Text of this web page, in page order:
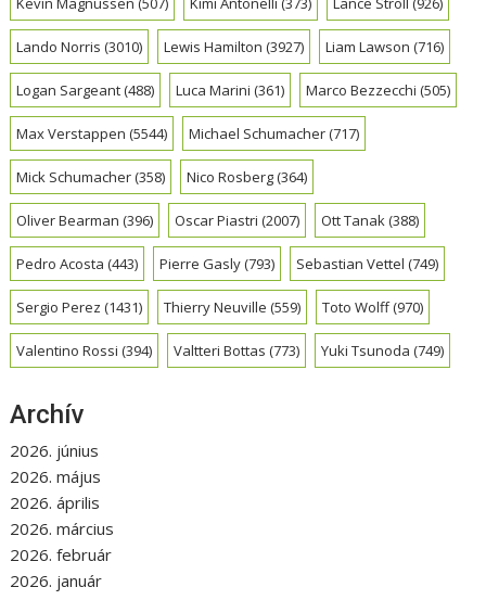
Lando Norris (3010) Lewis Hamilton (3927) Liam Lawson (716)
Logan Sargeant(488) Luca Marini (361) Marco Bezzecchi (505)
Max Verstappen (5544) Michael Schumacher(717)
Mick Schumacher(358) Nico Rosberg(364)
Oliver Bearman (396) Oscar Piastri (2007) Ott Tanak(388)
Pedro Acosta (443) Pierre Gasly(793) Sebastian Vettel (749)
Sergio Perez (1431) Thierry Neuville (559) Toto Wolff(970)
Valentino Rossi (394) Valtteri Bottas (773) Yuki Tsunoda (749)
Archív
2026. június
2026. május
2026. április
2026. március
2026. február
2026. január